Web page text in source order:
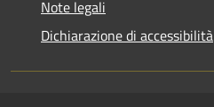
Note legali
Dichiarazione di accessibilità